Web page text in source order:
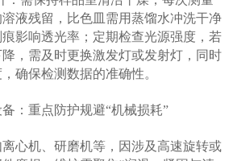
液残留，比色皿需用蒸馏水冲洗干净
影响透光率；定期检查光源强度，若
，需及时更换激发灯或发射灯，同时
确保检测数据的准确性。
重点防护规避“机械损耗”
机、研磨机等，因涉及高速旋转或